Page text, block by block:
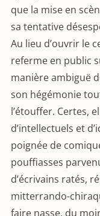
que la mise en
sa tentative
Au lieu d’ouvrir le
referme en public
manière ambiguë
son hégémonie
l’étouffer. Certes,
d’intellectuels et
poignée de
pouffiasses
d’écrivains ratés,
mitterrando-
faire nasse, du